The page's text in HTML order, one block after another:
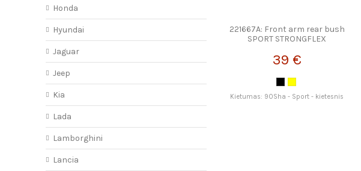
221667A: Front arm rear bush
SPORT STRONGFLEX
39 €
Kietumas: 90Sha - Sport - kietesnis
Honda
Hyundai
Jaguar
Jeep
Kia
Lada
Lamborghini
Lancia